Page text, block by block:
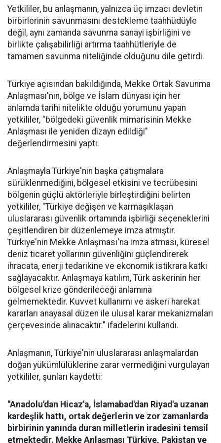
Yetkililer, bu anlaşmanın, yalnızca üç imzacı devletin
birbirlerinin savunmasını destekleme taahhüdüyle
değil, aynı zamanda savunma sanayi işbirliğini ve
birlikte çalışabilirliği artırma taahhütleriyle de
tamamen savunma niteliğinde olduğunu dile getirdi.
Türkiye açısından bakıldığında, Mekke Ortak Savunma
Anlaşması'nın, bölge ve İslam dünyası için her
anlamda tarihi nitelikte olduğu yorumunu yapan
yetkililer, "bölgedeki güvenlik mimarisinin Mekke
Anlaşması ile yeniden dizayn edildiği"
değerlendirmesini yaptı.
Anlaşmayla Türkiye'nin başka çatışmalara
sürüklenmediğini, bölgesel etkisini ve tecrübesini
bölgenin güçlü aktörleriyle birleştirdiğini belirten
yetkililer, "Türkiye değişen ve karmaşıklaşan
uluslararası güvenlik ortamında işbirliği seçeneklerini
çeşitlendiren bir düzenlemeye imza atmıştır.
Türkiye'nin Mekke Anlaşması'na imza atması, küresel
deniz ticaret yollarının güvenliğini güçlendirerek
ihracata, enerji tedarikine ve ekonomik istikrara katkı
sağlayacaktır. Anlaşmaya katılım, Türk askerinin her
bölgesel krize gönderileceği anlamına
gelmemektedir. Kuvvet kullanımı ve askeri harekat
kararları anayasal düzen ile ulusal karar mekanizmaları
çerçevesinde alınacaktır." ifadelerini kullandı.
Anlaşmanın, Türkiye'nin uluslararası anlaşmalardan
doğan yükümlülüklerine zarar vermediğini vurgulayan
yetkililer, şunları kaydetti:
"Anadolu'dan Hicaz'a, İslamabad'dan Riyad'a uzanan
kardeşlik hattı, ortak değerlerin ve zor zamanlarda
birbirinin yanında duran milletlerin iradesini temsil
etmektedir. Mekke Anlaşması Türkiye, Pakistan ve